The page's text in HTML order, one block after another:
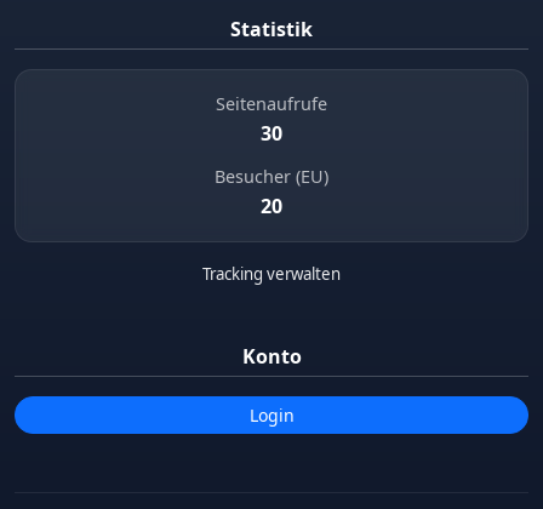
Statistik
Seitenaufrufe
30
Besucher (EU)
20
Tracking verwalten
Konto
Login